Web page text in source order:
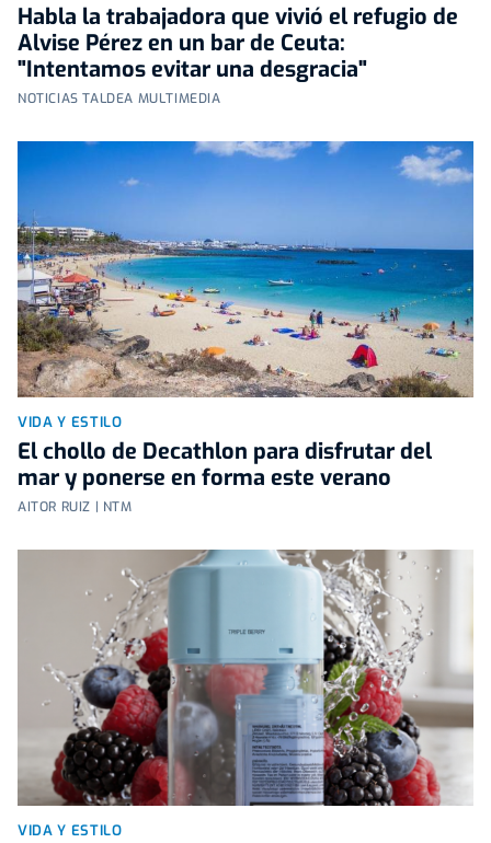
Habla la trabajadora que vivió el refugio de
Alvise Pérez en un bar de Ceuta:
"Intentamos evitar una desgracia"
NOTICIAS TALDEA MULTIMEDIA
VIDA Y ESTILO
El chollo de Decathlon para disfrutar del
mar y ponerse en forma este verano
AITOR RUIZ | NTM
VIDA Y ESTILO